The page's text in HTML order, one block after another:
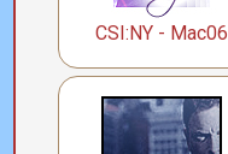
CSI:NY - Mac06